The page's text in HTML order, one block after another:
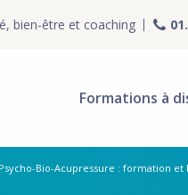
bien-être et coaching
Formations à
Bio-Acupressure : formation et